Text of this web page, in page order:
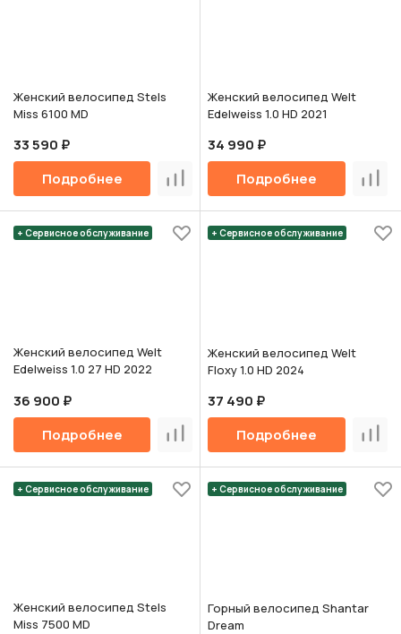
Женский велосипед Stels
Miss 6100 MD
33 590 ₽
Подробнее
Сравнить
Женский велосипед Welt
Edelweiss 1.0 HD 2021
34 990 ₽
Подробнее
+ Сервисное обслуживание
Женский велосипед Welt
Edelweiss 1.0 27 HD 2022
36 900 ₽
Подробнее
Сравнить
+ Сервисное обслуживание
Женский велосипед Welt
Floxy 1.0 HD 2024
37 490 ₽
Подробнее
+ Сервисное обслуживание
Женский велосипед Stels
Miss 7500 MD
+ Сервисное обслуживание
Горный велосипед Shantar
Dream